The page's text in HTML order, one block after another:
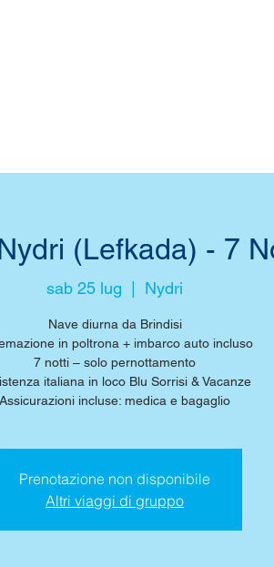
(Lefkada) - 7
sab 25 lug
  |
Nydri
Nave diurna da Brindisi
in poltrona + imbarco auto incluso
7 notti – solo pernottamento
italiana in loco Blu Sorrisi & Vacanze
Assicurazioni incluse: medica e bagaglio
Prenotazione non disponibile
Altri viaggi di gruppo